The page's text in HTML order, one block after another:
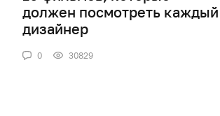
должен посмотреть каждый
дизайнер
0 30829